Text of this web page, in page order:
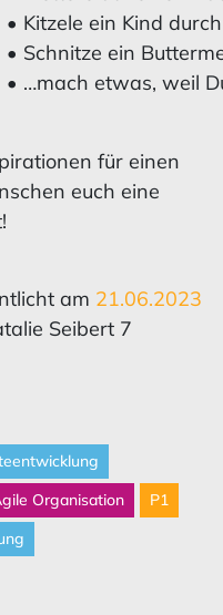
• Kitzele ein Kind
• Schnitze ein
• …mach etwas, weil
für einen
euch eine
am 21.06.2023
Seibert 7
Organisation
P1